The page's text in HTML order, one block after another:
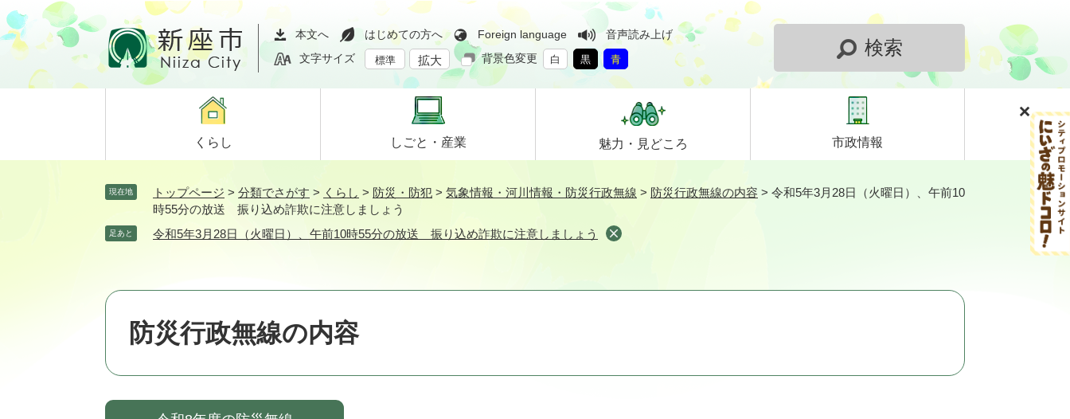
ペ
ー
ジ
メ
ニ
ュ
て
本文へ はじめての方へ Foreign language
音声読み上げ
文字サイズ
標準 拡大 背景色変更 白 黒 青
検索
くらし しごと・ 産業 魅力・ 見どころ 市政情報
現在地 トップページ > 分類でさがす > くらし > 防災・防犯 > 気象情報・河川情報・防災行政無線 > 防災行政無線の内容 > 令和5年3月28日（火曜日）、午前10
時55分の放送 振り込め詐欺に注意しましょう
足あと 令和5年3月28日（火曜日）、午前10時55分の放送 振り込め詐欺に注意しましょう
防災行政無線の内容